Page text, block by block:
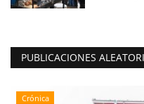
PUBLICACIONES
Crónica